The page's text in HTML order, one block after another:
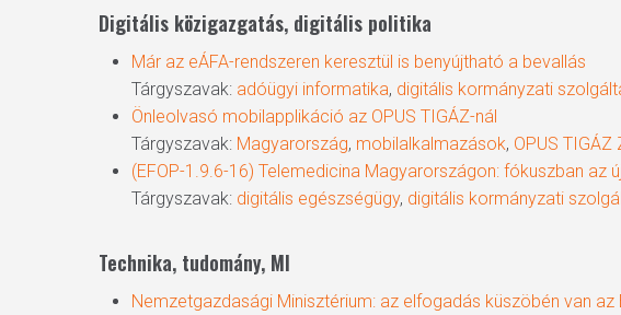
Digitális közigazgatás, digitális politika
Már az eÁFA-rendszeren keresztül is benyújtható a bevallás
Tárgyszavak: adóügyi informatika, digitális kormányzati
Önleolvasó mobilapplikáció az OPUS TIGÁZ-nál
Tárgyszavak: Magyarország, mobilalkalmazások, OPUS TIGÁZ
(EFOP-1.9.6-16) Telemedicina Magyarországon: fókuszban az
Tárgyszavak: digitális egészségügy, digitális kormányzati
Technika, tudomány, MI
Nemzetgazdasági Minisztérium: az elfogadás küszöbén van